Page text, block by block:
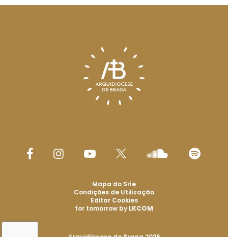
Mapa do Site
Condições de Utilização
Editar Cookies
for tomorrow by LKCOM